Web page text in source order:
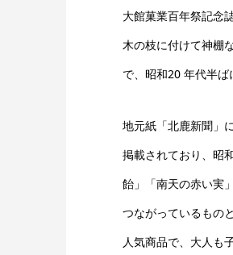
大館菓業百年祭記念
木の枝に付けて神棚
で、昭和20 年代半ば
地元紙「北鹿新聞」
掲載されており、昭
飴」「南天の赤い実
つながっているもの
人気商品で、大人も